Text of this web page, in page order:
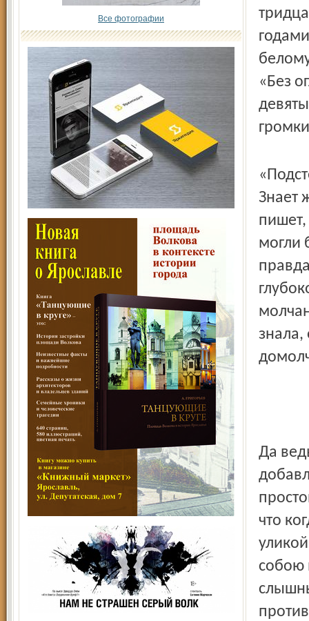
Все фотографии
«Без
Знает
пишет,
могли
знала,
Да
что
собою